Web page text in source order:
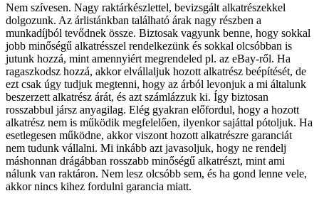
Nem szívesen. Nagy raktárkészlettel, bevizsgált alkatrészekkel
dolgozunk. Az árlistánkban található árak nagy részben a
munkadíjból tevődnek össze. Biztosak vagyunk benne, hogy sokkal
jobb minőségű alkatrésszel rendelkezünk és sokkal olcsóbban is
jutunk hozzá, mint amennyiért megrendeled pl. az eBay-ről. Ha
ragaszkodsz hozzá, akkor elvállaljuk hozott alkatrész beépítését, de
ezt csak úgy tudjuk megtenni, hogy az árból levonjuk a mi általunk
beszerzett alkatrész árát, és azt számlázzuk ki. Így biztosan
rosszabbul jársz anyagilag. Elég gyakran előfordul, hogy a hozott
alkatrész nem is működik megfelelően, ilyenkor sajáttal pótoljuk. Ha
esetlegesen működne, akkor viszont hozott alkatrészre garanciát
nem tudunk vállalni. Mi inkább azt javasoljuk, hogy ne rendelj
máshonnan drágábban rosszabb minőségű alkatrészt, mint ami
nálunk van raktáron. Nem lesz olcsóbb sem, és ha gond lenne vele,
akkor nincs kihez fordulni garancia miatt.